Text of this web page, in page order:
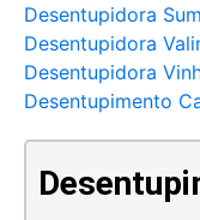
Desentupidora
Desentupidora
Desentupidora
Desentupimento